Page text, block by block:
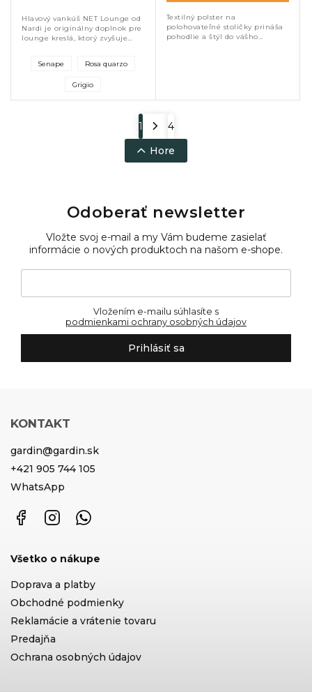
Hlavový vankúš NET Lounge od
Nardi je originálny doplnok pre
lounge kreslá, ktorý zvyšuje
opora hlavy a moderné farby
Senape Rosa quarzo
Grigio
Textilný polster na
polohovateľné stoličky prináša
pohodlie a štýl do vášho
1
4
Hore
Odoberať newsletter
Vložte svoj e-mail a my Vám budeme zasielať
informácie o nových produktoch na našom e-shope.
podmienkami ochrany osobných údajov
Prihlásiť sa
KONTAKT
gardin@gardin.sk
+421 905 744 105
WhatsApp
FacebookInstagram
Všetko o nákupe
Doprava a platby
Obchodné podmienky
Reklamácie a vrátenie tovaru
Predajňa
Ochrana osobných údajov